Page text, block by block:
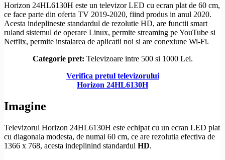
Horizon 24HL6130H este un televizor LED cu ecran plat de 60 cm,
ce face parte din oferta TV 2019-2020, fiind produs in anul 2020.
Acesta indeplineste standardul de rezolutie HD, are functii smart
ruland sistemul de operare Linux, permite streaming pe YouTube si
Netflix, permite instalarea de aplicatii noi si are conexiune Wi-Fi.
Categorie pret: Televizoare intre 500 si 1000 Lei.
Verifica pretul televizorului
Horizon 24HL6130H
Imagine
Televizorul Horizon 24HL6130H este echipat cu un ecran LED plat
cu diagonala modesta, de numai 60 cm, ce are rezolutia efectiva de
1366 x 768, acesta indeplinind standardul HD.